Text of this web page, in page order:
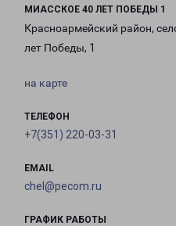
МИАССКОЕ 40 ЛЕТ ПОБЕДЫ 1
Красноармейский район,
лет Победы, 1
на карте
ТЕЛЕФОН
+7(351) 220-03-31
EMAIL
chel@pecom.ru
ГРАФИК РАБОТЫ